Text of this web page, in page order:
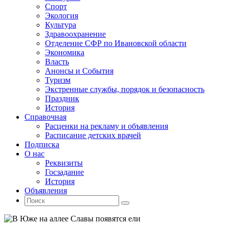
Спорт
Экология
Культура
Здравоохранение
Отделение СФР по Ивановской области
Экономика
Власть
Анонсы и События
Туризм
Экстренные службы, порядок и безопасность
Праздник
История
Справочная
Расценки на рекламу и объявления
Расписание детских врачей
Подписка
О нас
Реквизиты
Госзадание
История
Объявления
Поиск
Искать:
Поиск